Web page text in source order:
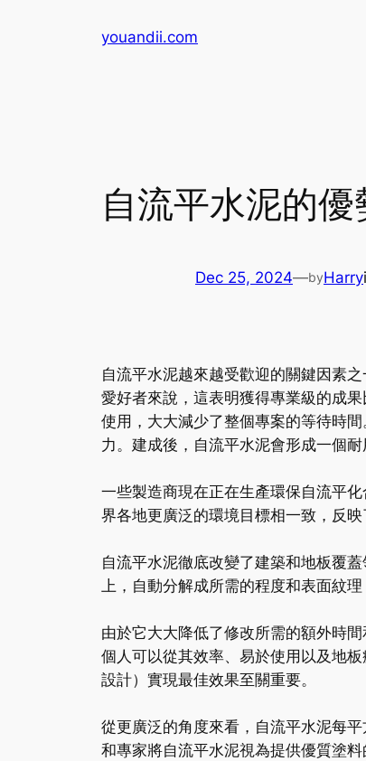
youandii.com
自流平水泥的
Dec 25, 2024—byHarry
自流平水泥越來越受歡迎的關鍵因素
愛好者來說，這表明獲得專業級的成
使用，大大減少了整個專案的等待時
力。建成後，自流平水泥會形成一個
一些製造商現在正在生產環保自流平
界各地更廣泛的環境目標相一致，反
自流平水泥徹底改變了建築和地板覆
上，自動分解成所需的程度和表面紋
由於它大大降低了修改所需的額外時
個人可以從其效率、易於使用以及地
設計）實現最佳效果至關重要。
從更廣泛的角度來看，自流平水泥每
和專家將自流平水泥視為提供優質塗